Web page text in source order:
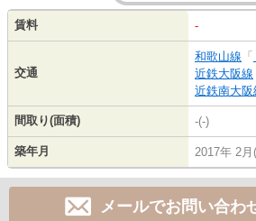
賃料 -
交通
和歌山線 「
近鉄大阪線
近鉄南大阪
間取り(面積) -(-)
築年月 2017年 2月
メールでお問い合わ